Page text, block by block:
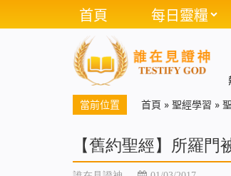
首頁 每日靈糧
當前位置 首頁 » 聖經學習 »
【舊約聖經】所羅門